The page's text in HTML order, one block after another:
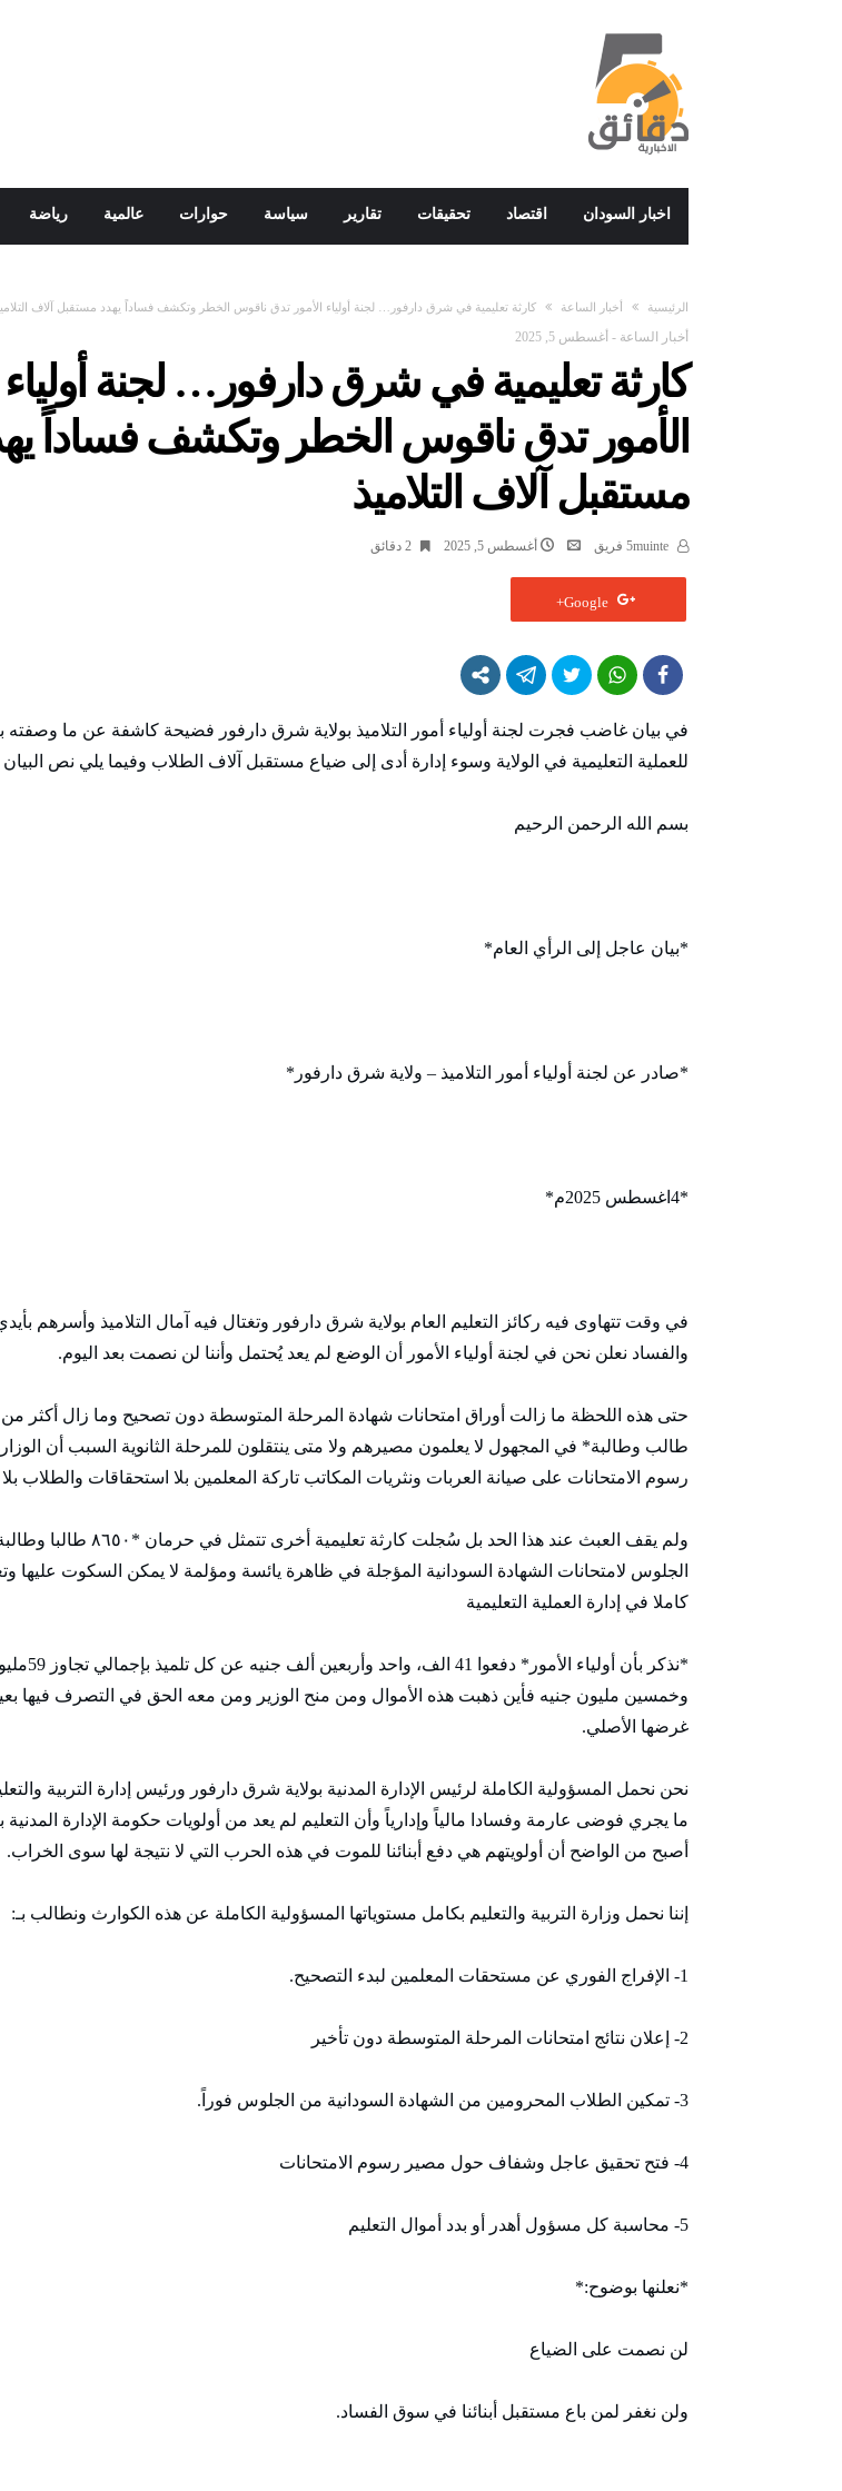
اخبار السودان اقتصاد تحقيقات تقارير سياسة حوارات عالمية رياضة
‫الرئيسية‬ أخبار الساعة كارثة تعليمية في شرق دارفور… لجنة أولياء الأمور تدق ناقوس الخطر وتكشف فساداً يهدد مستقبل آلاف
أخبار الساعة - أغسطس 5, 2025
كارثة تعليمية في شرق دارفور… لجنة أولياء
الأمور تدق ناقوس الخطر وتكشف فساداً
مستقبل آلاف التلاميذ
أغسطس 5, 2025 2 ‫دقائق‬
Google+
في بيان غاضب فجرت لجنة أولياء أمور التلاميذ بولاية شرق دارفور فضيحة كاشفة عن ما وصفته
للعملية التعليمية في الولاية وسوء إدارة أدى إلى ضياع مستقبل آلاف الطلاب وفيما يلي نص البيان
بسم الله الرحمن الرحيم
*بيان عاجل إلى الرأي العام*
*صادر عن لجنة أولياء أمور التلاميذ – ولاية شرق دارفور*
*4اغسطس 2025م*
في وقت تتهاوى فيه ركائز التعليم العام بولاية شرق دارفور وتغتال فيه آمال التلاميذ وأسرهم
والفساد نعلن نحن في لجنة أولياء الأمور أن الوضع لم يعد يُحتمل وأننا لن نصمت بعد اليوم.
طالب وطالبة* في المجهول لا يعلمون مصيرهم ولا متى ينتقلون للمرحلة الثانوية السبب أن
رسوم الامتحانات على صيانة العربات ونثريات المكاتب تاركة المعلمين بلا استحقاقات والطلاب بلا
ولم يقف العبث عند هذا الحد بل سُجلت كارثة تعليمية أخرى
الجلوس لامتحانات الشهادة السودانية المؤجلة في ظاهرة يائسة ومؤلمة لا يمكن السكوت عليها
كاملا في إدارة العملية التعليمية
*نذكر بأن أولياء الأمور*
وخمسين مليون جنيه فأين ذهبت هذه الأموال ومن منح الوزير ومن معه الحق في التصرف فيها
غرضها الأصلي.
نحن نحمل المسؤولية الكاملة لرئيس الإدارة المدنية بولاية شرق دارفور ورئيس إدارة التربية
ما يجري فوضى عارمة وفسادا مالياً وإدارياً وأن التعليم لم يعد من أولويات حكومة الإدارة المدنية
أصبح من الواضح أن أولويتهم هي دفع أبنائنا للموت في هذه الحرب التي لا نتيجة لها سوى الخراب.
إننا نحمل وزارة التربية والتعليم بكامل مستوياتها المسؤولية الكاملة عن هذه الكوارث ونطالب بـ:
1- الإفراج الفوري عن مستحقات المعلمين لبدء التصحيح.
2- إعلان نتائج امتحانات المرحلة المتوسطة دون تأخير
3- تمكين الطلاب المحرومين من الشهادة السودانية من الجلوس فوراً.
4- فتح تحقيق عاجل وشفاف حول مصير رسوم الامتحانات
5- محاسبة كل مسؤول أهدر أو بدد أموال التعليم
*نعلنها بوضوح:*
لن نصمت على الضياع
ولن نغفر لمن باع مستقبل أبنائنا في سوق الفساد.